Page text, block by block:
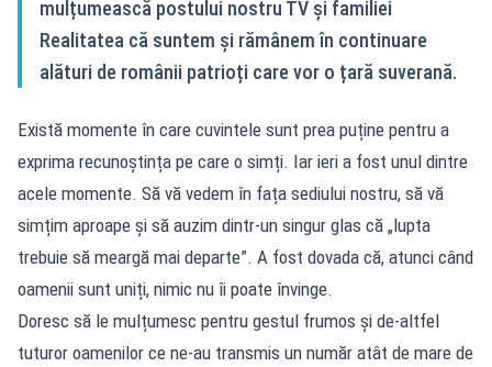
mulțumească postului nostru TV și familiei
Realitatea că suntem și rămânem în continuare
alături de românii patrioți care vor o țară suverană.
Există momente în care cuvintele sunt prea puține pentru a
exprima recunoștința pe care o simți. Iar ieri a fost unul dintre
acele momente. Să vă vedem în fața sediului nostru, să vă
simțim aproape și să auzim dintr-un singur glas că „lupta
trebuie să meargă mai departe”. A fost dovada că, atunci când
oamenii sunt uniți, nimic nu îi poate învinge.
Doresc să le mulțumesc pentru gestul frumos și de-altfel
tuturor oamenilor ce ne-au transmis un număr atât de mare de